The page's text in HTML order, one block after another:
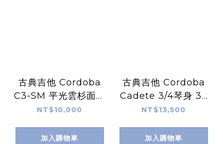
古典吉他 Cordoba
C3-SM 平光雲杉面單
板 附厚袋
NT$10,000
加入購物車
古典吉他 Cordoba
Cadete 3/4琴身 36
吋 紅杉木面單板 桃花
踏板、擦琴布
NT$13,500
加入購物車